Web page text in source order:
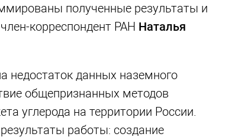
полученные результаты и
корреспондент РАН Наталья
недостаток данных наземного
общепризнанных методов
углерода на территории России.
работы: создание